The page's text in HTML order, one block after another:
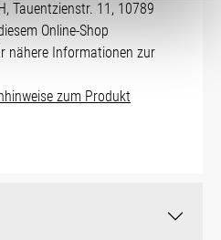
Tauentzienstr. 11, 10789
Online-Shop
nähere Informationen zur
zum Produkt